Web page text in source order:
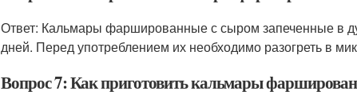
Ответ: Кальмары фаршированные с сыром запеченные в
дней. Перед употреблением их необходимо разогреть в
Вопрос 7: Как приготовить кальмары